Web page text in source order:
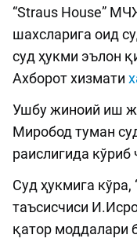
“Straus House”
шахсларига оид
суд ҳукми эълон
Ахборот хизмати
Ушбу жиноий иш
Миробод туман
раислигида кўриб
Суд ҳукмига
таъсисчиси
қатор моддалари